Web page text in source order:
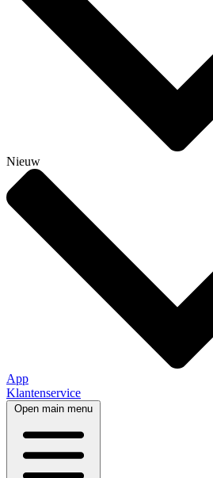
Nieuw
App
Klantenservice
Open main menu